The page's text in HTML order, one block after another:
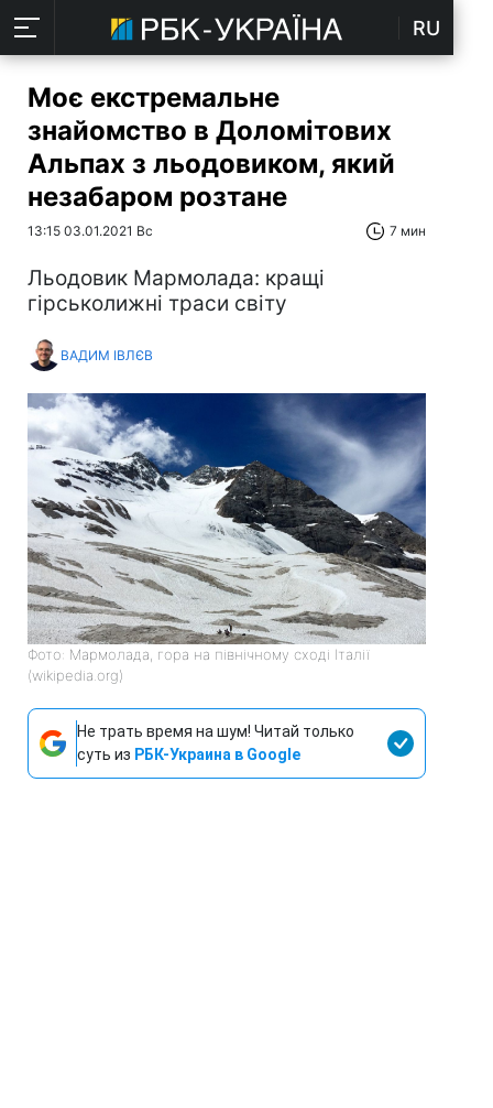
RU
Моє екстремальне
знайомство в Доломітових
Альпах з льодовиком, який
незабаром розтане
13:15 03.01.2021 Вс 7 мин
Льодовик Мармолада: кращі
гірськолижні траси світу
ВАДИМ ІВЛЄВ
Фото: Мармолада, гора на північному сході Італії
(wikipedia.org)
Не трать время на шум! Читай только
суть из РБК-Украина в Google